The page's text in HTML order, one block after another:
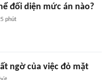
đối diện mức án nào?
phút
ngờ của việc đỏ mặt